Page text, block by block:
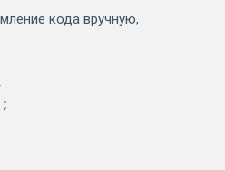
кода вручную,